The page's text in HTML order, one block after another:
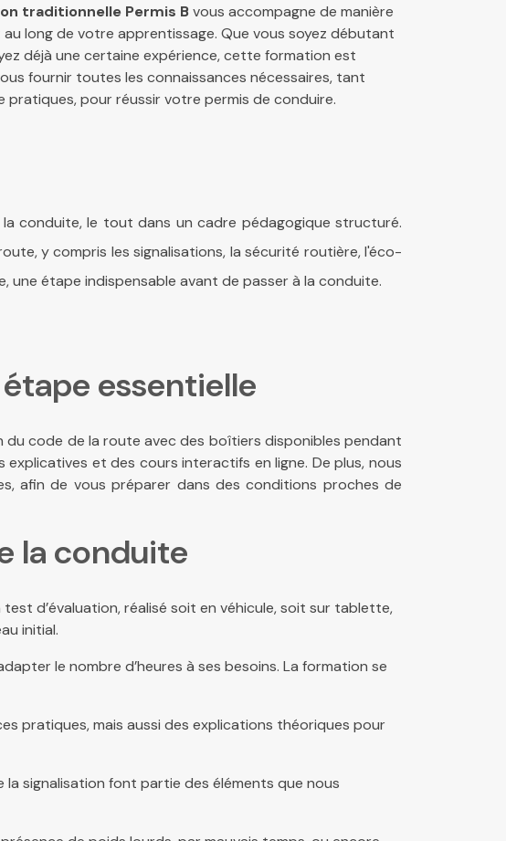
traditionnelle Permis Bvous accompagne de manière
long de votre apprentissage. Que vous soyez débutant
déjà une certaine expérience, cette formation est
fournir toutes les connaissances nécessaires, tant
pratiques, pour réussir votre permis de conduire.
conduite, le tout dans un cadre pédagogique structuré.
y compris les signalisations, la sécurité routière, l'éco-
une étape indispensable avant de passer à la conduite.
essentielle
code de la route avec des boîtiers disponibles pendant
et des cours interactifs en ligne. De plus, nous
afin de vous préparer dans des conditions proches de
la conduite
d’évaluation, réalisé soit en véhicule, soit sur tablette,
initial.
le nombre d’heures à ses besoins. La formation se
pratiques, mais aussi des explications théoriques pour
la signalisation font partie des éléments que nous